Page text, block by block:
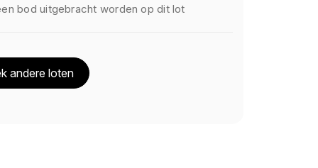
bod uitgebracht worden op dit lot
andere loten